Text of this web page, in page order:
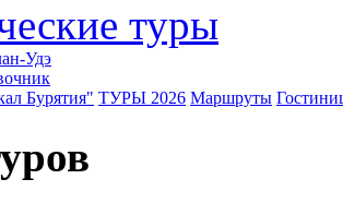
туры
Удэ
Бурятия" ТУРЫ 2026 Маршруты